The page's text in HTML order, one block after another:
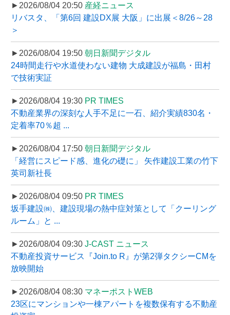
►2026/08/04 20:50 産経ニュース
リバスタ、「第6回 建設DX展 大阪」に出展＜8/26～28
＞
►2026/08/04 19:50 朝日新聞デジタル
24時間走行や水道使わない建物 大成建設が福島・田村
で技術実証
►2026/08/04 19:30 PR TIMES
不動産業界の深刻な人手不足に一石、紹介実績830名・
定着率70％超 ...
►2026/08/04 17:50 朝日新聞デジタル
「経営にスピード感、進化の礎に」 矢作建設工業の竹下
英司新社長
►2026/08/04 09:50 PR TIMES
坂手建設㈱、建設現場の熱中症対策として「クーリング
ルーム」と ...
►2026/08/04 09:30 J-CAST ニュース
不動産投資サービス『Join.to R』が第2弾タクシーCMを
放映開始
►2026/08/04 08:30 マネーポストWEB
23区にマンションや一棟アパートを複数保有する不動産